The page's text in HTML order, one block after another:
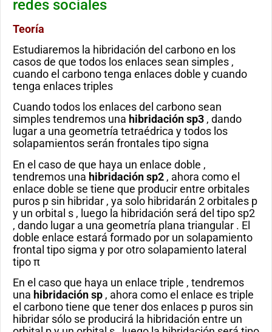
redes sociales
Teoría
Estudiaremos la hibridación del carbono en los
casos de que todos los enlaces sean simples ,
cuando el carbono tenga enlaces doble y cuando
tenga enlaces triples
Cuando todos los enlaces del carbono sean
simples tendremos una hibridación sp3 , dando
lugar a una geometría tetraédrica y todos los
solapamientos serán frontales tipo signa
En el caso de que haya un enlace doble ,
tendremos una hibridación sp2 , ahora como el
enlace doble se tiene que producir entre orbitales
puros p sin hibridar , ya solo hibridarán 2 orbitales p
y un orbital s , luego la hibridación será del tipo sp2
, dando lugar a una geometría plana triangular . El
doble enlace estará formado por un solapamiento
frontal tipo sigma y por otro solapamiento lateral
tipo π
En el caso que haya un enlace triple , tendremos
una hibridación sp , ahora como el enlace es triple
el carbono tiene que tener dos enlaces p puros sin
hibridar sólo se producirá la hibridación entre un